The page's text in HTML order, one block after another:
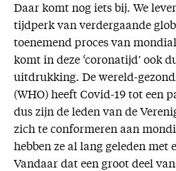
Daar komt nog iets bij. We
tijdperk van verdergaande
toenemend proces van
komt in deze ‘coronatijd’ ook
uitdrukking. De wereld-
(WHO) heeft Covid-19 tot een
dus zijn de leden van de
zich te conformeren aan
hebben ze al lang geleden met
Vandaar dat een groot deel